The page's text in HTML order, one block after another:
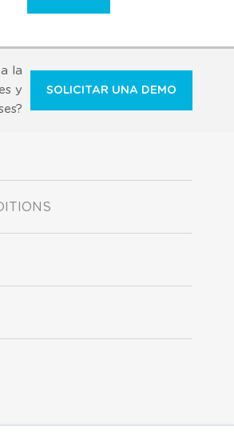
la
y
SOLICITAR UNA DEMO